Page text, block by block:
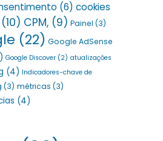
(6) cookies
(10) CPM, (9) Painel (3)
(22) Google AdSense
Google Discover (2) atualizações
(4) Indicadores-chave de
(3) métricas (3)
(4)